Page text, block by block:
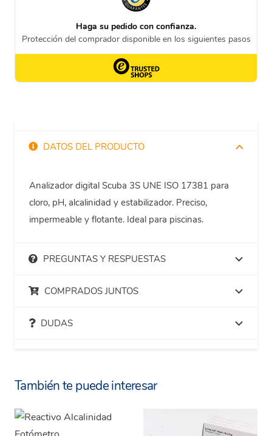
DATOS DEL PRODUCTO
Analizador digital Scuba 3S UNE ISO 17381 para
cloro, pH, alcalinidad y estabilizador. Preciso,
impermeable y flotante. Ideal para piscinas.
PREGUNTAS Y RESPUESTAS
COMPRADOS JUNTOS
DUDAS
También te puede interesar